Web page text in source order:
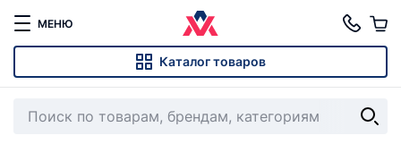
МЕНЮ
Каталог товаров